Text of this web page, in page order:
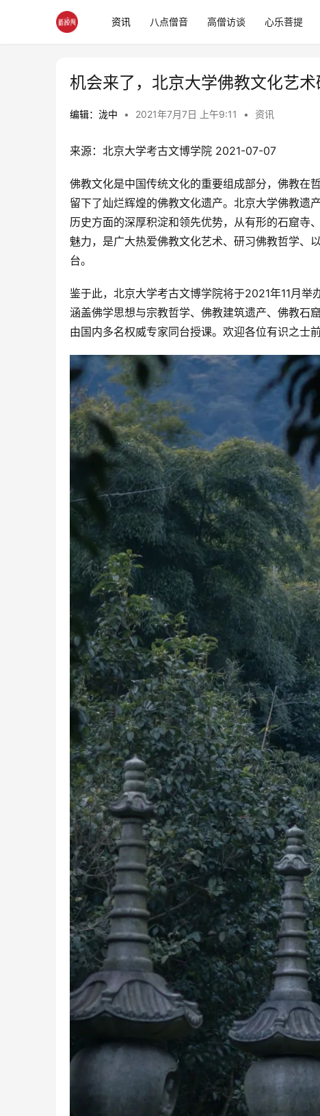
资讯 八点僧音 高僧访谈 心乐菩提
机会来了，北京大学佛教文化艺
编辑：泷中 • 2021年7月7日 上午9:11 • 资讯
来源：北京大学考古文博学院 2021-07-07
佛教文化是中国传统文化的重要组成部分，佛教在
留下了灿烂辉煌的佛教文化遗产。北京大学佛教遗
历史方面的深厚积淀和领先优势，从有形的石窟寺
魅力，是广大热爱佛教文化艺术、研习佛教哲学、
台。
鉴于此，北京大学考古文博学院将于2021年11月举
涵盖佛学思想与宗教哲学、佛教建筑遗产、佛教石
由国内多名权威专家同台授课。欢迎各位有识之士前